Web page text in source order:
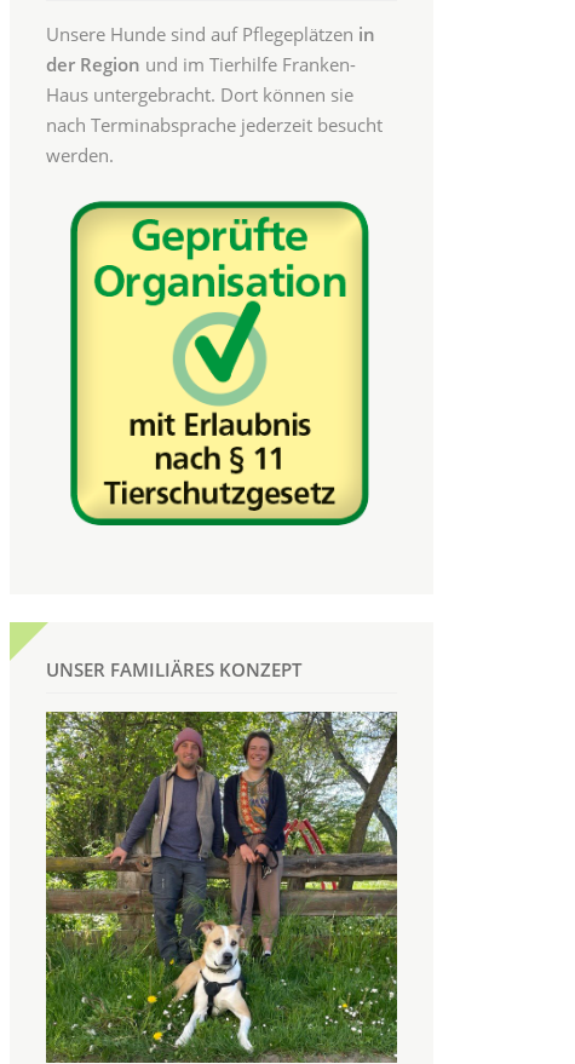
Unsere Hunde sind auf Pflegeplätzen in
der Region und im Tierhilfe Franken-
Haus untergebracht. Dort können sie
nach Terminabsprache jederzeit besucht
werden.
UNSER FAMILIÄRES KONZEPT